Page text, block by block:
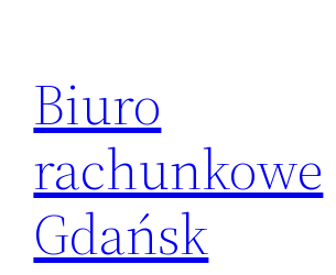
treści
Biuro
rachunkowe
Gdańsk